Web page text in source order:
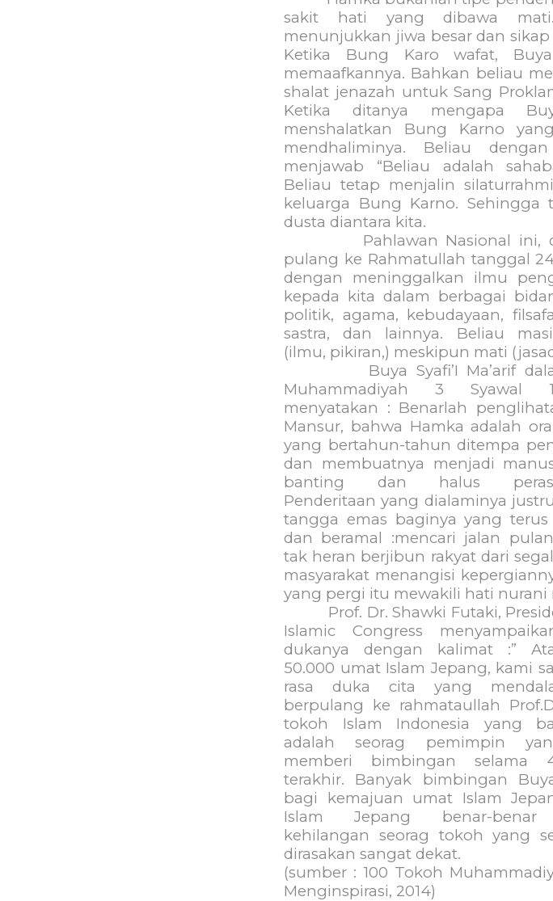
sakit hati yang dibawa
menunjukkan jiwa besar dan sikap
Ketika Bung Karo wafat,
memaafkannya. Bahkan beliau
shalat jenazah untuk Sang
Ketika ditanya mengapa
menshalatkan Bung Karno
mendhaliminya. Beliau
menjawab “Beliau adalah
Beliau tetap menjalin
keluarga Bung Karno. Sehingga
dusta diantara kita.
Pahlawan Nasional ini,
pulang ke Rahmatullah tanggal 24
dengan meninggalkan ilmu
kepada kita dalam berbagai
politik, agama, kebudayaan,
sastra, dan lainnya. Beliau
(ilmu, pikiran,) meskipun mati
Buya Syafi’I Ma’arif
Muhammadiyah 3 Syawal
menyatakan : Benarlah
Mansur, bahwa Hamka adalah
yang bertahun-tahun ditempa
dan membuatnya menjadi
banting dan halus
Penderitaan yang dialaminya
tangga emas baginya yang terus
dan beramal :mencari jalan
tak heran berjibun rakyat dari
masyarakat menangisi
yang pergi itu mewakili hati nurani
Prof. Dr. Shawki Futaki,
Islamic Congress
dukanya dengan kalimat :”
50.000 umat Islam Jepang, kami
rasa duka cita yang
berpulang ke rahmataullah
tokoh Islam Indonesia yang
adalah seorag pemimpin
memberi bimbingan selama
terakhir. Banyak bimbingan
bagi kemajuan umat Islam
Islam Jepang benar-benar
kehilangan seorag tokoh yang
dirasakan sangat dekat.
(sumber : 100 Tokoh
Menginspirasi, 2014)